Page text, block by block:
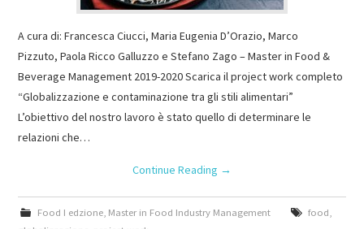
A cura di: Francesca Ciucci, Maria Eugenia D’Orazio, Marco
Pizzuto, Paola Ricco Galluzzo e Stefano Zago – Master in Food &
Beverage Management 2019-2020 Scarica il project work completo
“Globalizzazione e contaminazione tra gli stili alimentari”
L’obiettivo del nostro lavoro è stato quello di determinare le
relazioni che…
Continue Reading →
Food I edzione, Master in Food Industry Management food